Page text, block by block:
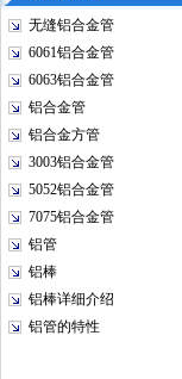
无缝铝合金管
6061铝合金管
6063铝合金管
铝合金管
铝合金方管
3003铝合金管
5052铝合金管
7075铝合金管
铝管
铝棒
铝棒详细介绍
铝管的特性